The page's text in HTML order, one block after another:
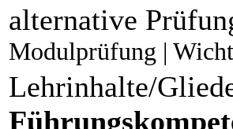
alternative
Modulprüfung |
Lehrinhalte/